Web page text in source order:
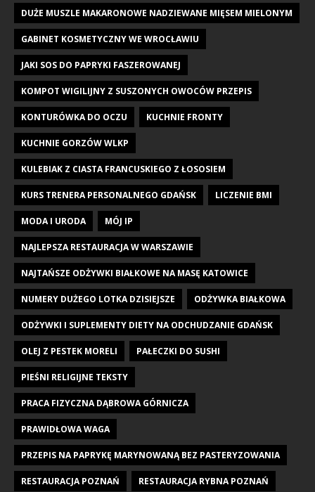
DUŻE MUSZLE MAKARONOWE NADZIEWANE MIĘSEM MIELONYM
GABINET KOSMETYCZNY WE WROCŁAWIU
JAKI SOS DO PAPRYKI FASZEROWANEJ
KOMPOT WIGILIJNY Z SUSZONYCH OWOCÓW PRZEPIS
KONTURÓWKA DO OCZU KUCHNIE FRONTY
KUCHNIE GORZÓW WLKP
KULEBIAK Z CIASTA FRANCUSKIEGO Z ŁOSOSIEM
KURS TRENERA PERSONALNEGO GDAŃSK LICZENIE BMI
MODA I URODA MÓJ IP
NAJLEPSZA RESTAURACJA W WARSZAWIE
NAJTAŃSZE ODŻYWKI BIAŁKOWE NA MASĘ KATOWICE
NUMERY DUŻEGO LOTKA DZISIEJSZE ODŻYWKA BIAŁKOWA
ODŻYWKI I SUPLEMENTY DIETY NA ODCHUDZANIE GDAŃSK
OLEJ Z PESTEK MORELI PAŁECZKI DO SUSHI
PIEŚNI RELIGIJNE TEKSTY
PRACA FIZYCZNA DĄBROWA GÓRNICZA
PRAWIDŁOWA WAGA
PRZEPIS NA PAPRYKĘ MARYNOWANĄ BEZ PASTERYZOWANIA
RESTAURACJA POZNAŃ RESTAURACJA RYBNA POZNAŃ